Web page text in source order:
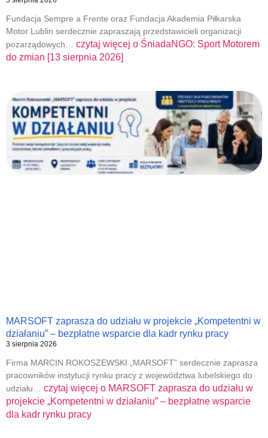
Fundacja Sempre a Frente oraz Fundacja Akademia Piłkarska
Motor Lublin serdecznie zapraszają przedstawicieli organizacji
pozarządowych… czytaj więcej o ŚniadaNGO: Sport Motorem
do zmian [13 sierpnia 2026]
MARSOFT zaprasza do udziału w projekcie „Kompetentni w
działaniu” – bezpłatne wsparcie dla kadr rynku pracy
3 sierpnia 2026
Firma MARCIN ROKOSZEWSKI „MARSOFT” serdecznie zaprasza
pracowników instytucji rynku pracy z województwa lubelskiego do
udziału… czytaj więcej o MARSOFT zaprasza do udziału w
projekcie „Kompetentni w działaniu” – bezpłatne wsparcie
dla kadr rynku pracy